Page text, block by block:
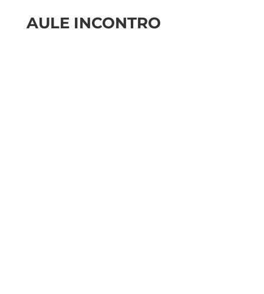
AULE INCONTRO